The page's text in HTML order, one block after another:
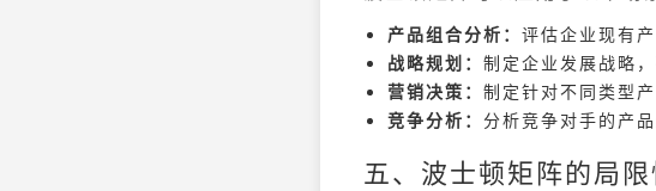
产品组合分析： 评估企业现有
战略规划： 制定企业发展战略
营销决策： 制定针对不同类型
竞争分析： 分析竞争对手的产
五、波士顿矩阵的局限